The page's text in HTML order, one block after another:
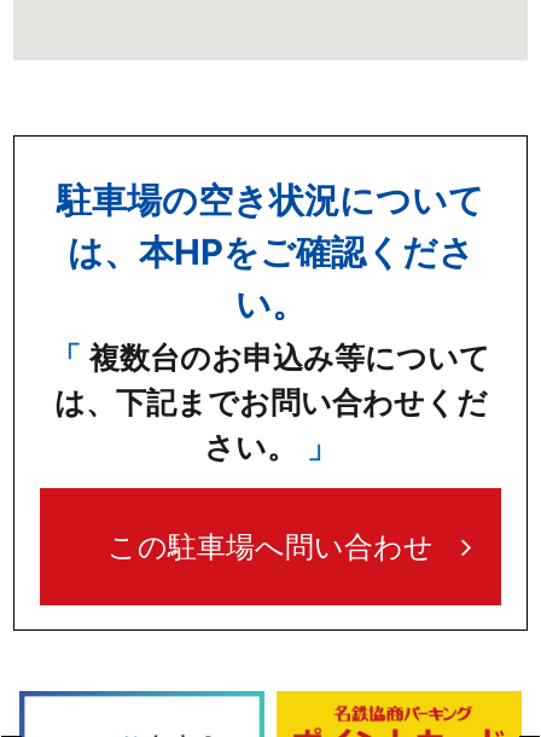
駐車場の空き状況について
は、本HPをご確認くださ
い。
複数台のお申込み等について
は、下記までお問い合わせくだ
さい。
この駐車場へ問い合わせ